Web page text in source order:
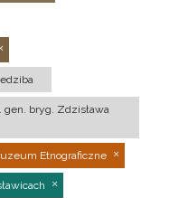
gen. bryg. Zdzisława
Etnograficzne